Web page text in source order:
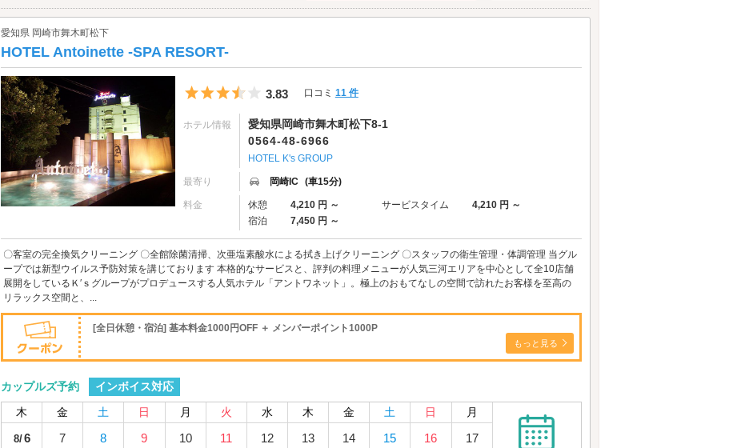
愛知県 岡崎市舞木町松下
HOTEL Antoinette -SPA RESORT-
5つ星のうち3.5
3.83 口コミ 11 件
ホテル情報
愛知県岡崎市舞木町松下8-1
0564-48-6966
HOTEL K's GROUP
最寄り 岡崎IC (車15分)
料金 休憩 4,210 円 ～ サービスタイム
4,210 円 ～
宿泊
7,450 円 ～
〇客室の完全換気クリーニング 〇全館除菌清掃、次亜塩素酸水による拭き上げクリーニング 〇スタッフの衛生管理・体調管理 当グル
ープでは新型ウイルス予防対策を講じております 本格的なサービスと、評判の料理メニューが人気三河エリアを中心として全10店舗
展開をしているＫ′ｓグループがプロデュースする人気ホテル「アントワネット」。極上のおもてなしの空間で訪れたお客様を至高の
リラックス空間と、...
[全日休憩・宿泊] 基本料金1000円OFF ＋ メンバーポイント1000P
もっと見る
カップルズ予約
インボイス対応
木
金 土 日 月 火 水 木 金 土 日 月
8/6
7 8 9 10 11 12 13 14 15 16 17